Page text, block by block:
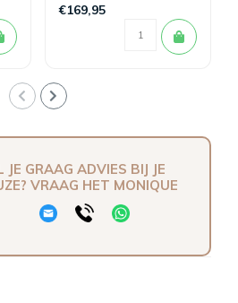
€169,95
JE GRAAG ADVIES BIJ JE
VRAAG HET MONIQUE